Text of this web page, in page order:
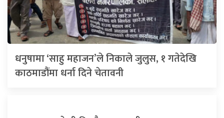
धनुषामा ‘साहु महाजन’ले निकाले जुलुस, १ गतेदेखि
काठमाडौंमा धर्ना दिने चेतावनी